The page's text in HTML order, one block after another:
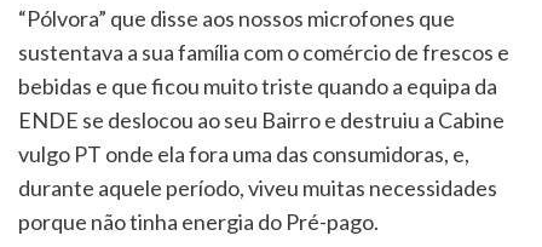
“Pólvora” que disse aos nossos microfones que
sustentava a sua família com o comércio de frescos e
bebidas e que ficou muito triste quando a equipa da
ENDE se deslocou ao seu Bairro e destruiu a Cabine
vulgo PT onde ela fora uma das consumidoras, e,
durante aquele período, viveu muitas necessidades
porque não tinha energia do Pré-pago.